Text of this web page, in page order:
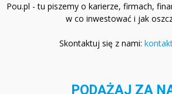
Pou.pl - tu piszemy o karierze, firmach,
w co inwestować i jak
Skontaktuj się z nami:
PODĄŻAJ ZA